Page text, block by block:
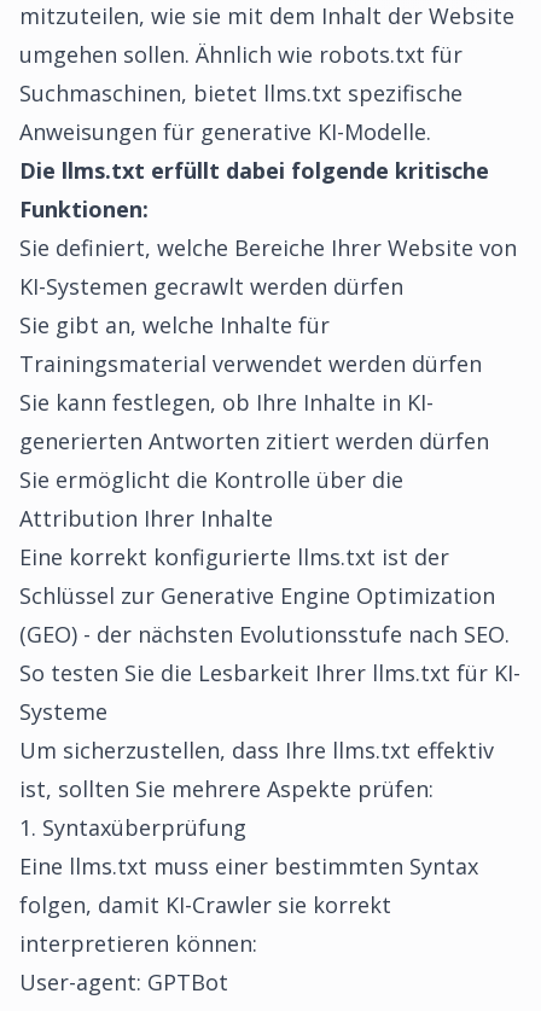
mitzuteilen, wie sie mit dem Inhalt der Website
umgehen sollen. Ähnlich wie robots.txt für
Suchmaschinen, bietet llms.txt spezifische
Anweisungen für generative KI-Modelle.
Die llms.txt erfüllt dabei folgende kritische
Funktionen:
Sie definiert, welche Bereiche Ihrer Website von
KI-Systemen gecrawlt werden dürfen
Sie gibt an, welche Inhalte für
Trainingsmaterial verwendet werden dürfen
Sie kann festlegen, ob Ihre Inhalte in KI-
generierten Antworten zitiert werden dürfen
Sie ermöglicht die Kontrolle über die
Attribution Ihrer Inhalte
Eine korrekt konfigurierte llms.txt ist der
Schlüssel zur Generative Engine Optimization
(GEO) - der nächsten Evolutionsstufe nach SEO.
So testen Sie die Lesbarkeit Ihrer llms.txt für KI-
Systeme
Um sicherzustellen, dass Ihre llms.txt effektiv
ist, sollten Sie mehrere Aspekte prüfen:
1. Syntaxüberprüfung
Eine llms.txt muss einer bestimmten Syntax
folgen, damit KI-Crawler sie korrekt
interpretieren können:
User-agent: GPTBot